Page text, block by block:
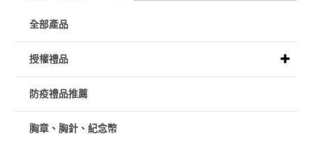
全部產品
授權禮品
防疫禮品推薦
胸章、胸針、紀念幣